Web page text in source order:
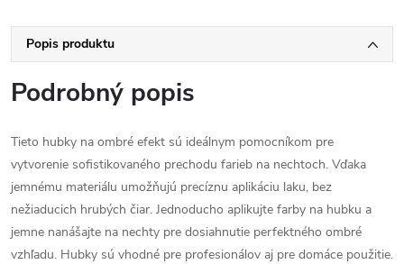
Popis produktu
Podrobný popis
Tieto hubky na ombré efekt sú ideálnym pomocníkom pre
vytvorenie sofistikovaného prechodu farieb na nechtoch. Vďaka
jemnému materiálu umožňujú precíznu aplikáciu laku, bez
nežiaducich hrubých čiar. Jednoducho aplikujte farby na hubku a
jemne nanášajte na nechty pre dosiahnutie perfektného ombré
vzhľadu. Hubky sú vhodné pre profesionálov aj pre domáce použitie.